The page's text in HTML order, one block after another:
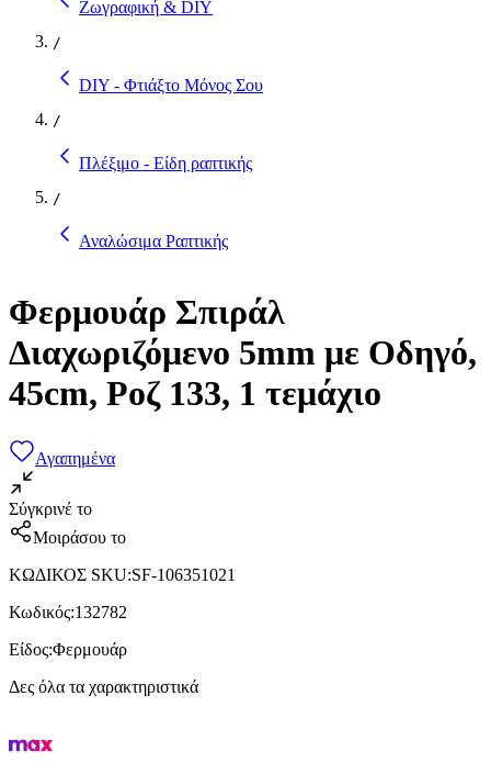
Ζωγραφική & DIY
/
DIY - Φτιάξτο Μόνος Σου
/
Πλέξιμο - Είδη ραπτικής
/
Αναλώσιμα Ραπτικής
Φερμουάρ Σπιράλ
Διαχωριζόμενο 5mm με Οδηγό,
45cm, Ροζ 133, 1 τεμάχιο
Αγαπημένα
Σύγκρινέ το
Μοιράσου το
ΚΩΔΙΚΟΣ SKU:SF-106351021
Κωδικός:132782
Είδος:Φερμουάρ
Δες όλα τα χαρακτηριστικά